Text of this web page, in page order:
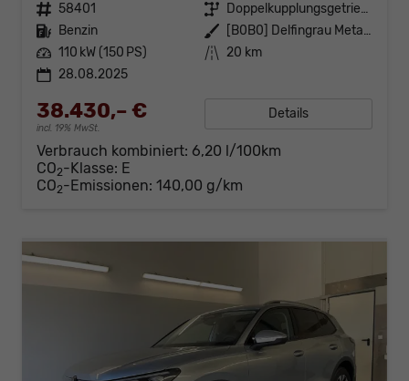
Fahrzeugnr. 58401 Getriebe
Doppelkupplungsgetriebe (DSG)
Kraftstoff Benzin Außenfarbe
[B0B0] Delfingrau Metallic
Leistung 110 kW (150 PS) Kilometerstand 20 km
28.08.2025
38.430,– €
incl. 19% MwSt.
Details
Verbrauch kombiniert: 6,20 l/100km
CO2-Klasse: E
CO2-Emissionen: 140,00 g/km